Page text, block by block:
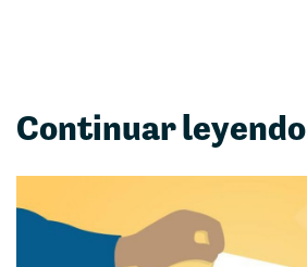
Continuar leyendo